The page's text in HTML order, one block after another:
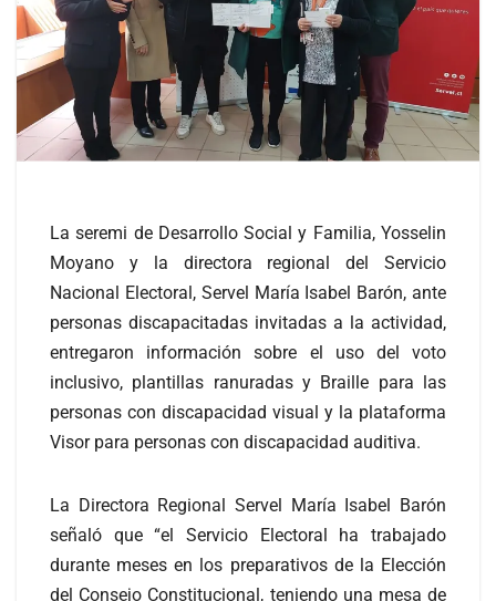
La seremi de Desarrollo Social y Familia, Yosselin
Moyano y la directora regional del Servicio
Nacional Electoral, Servel María Isabel Barón, ante
personas discapacitadas invitadas a la actividad,
entregaron información sobre el uso del voto
inclusivo, plantillas ranuradas y Braille para las
personas con discapacidad visual y la plataforma
Visor para personas con discapacidad auditiva.
La Directora Regional Servel María Isabel Barón
señaló que “el Servicio Electoral ha trabajado
durante meses en los preparativos de la Elección
del Consejo Constitucional, teniendo una mesa de